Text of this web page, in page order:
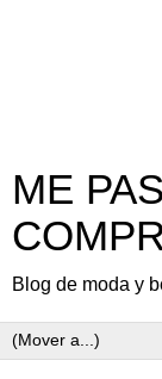
ME
Blog de moda y